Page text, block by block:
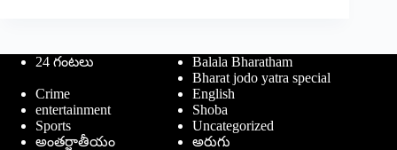
24 గంటలు
Balala Bharatham
Bharat jodo yatra special
Crime
English
entertainment
Shoba
Sports
Uncategorized
అంతర్జాతీయం
అరుగు